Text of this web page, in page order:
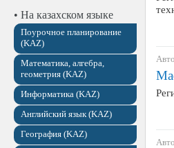
• На казахском языке
Поурочное планирование
(KAZ)
Математика, алгебра,
геометрия (KAZ)
Информатика (KAZ)
Английский язык (KAZ)
География (KAZ)